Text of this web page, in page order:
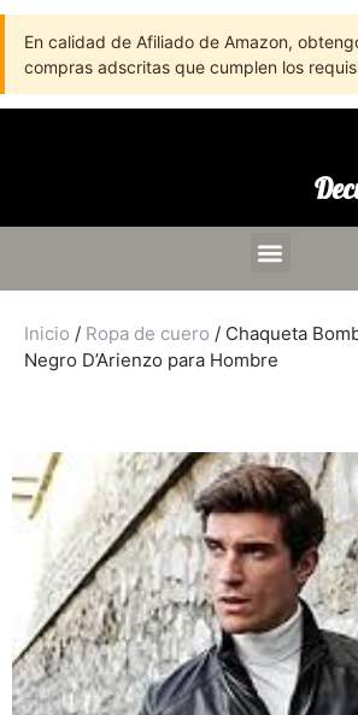
En calidad de Afiliado de Amazon,
compras adscritas que cumplen los
Inicio / Ropa de cuero / Chaqueta
Negro D’Arienzo para Hombre